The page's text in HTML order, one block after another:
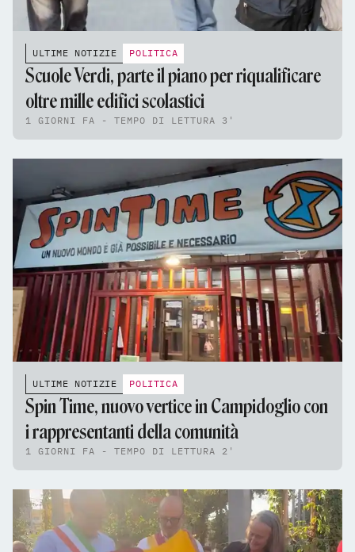
ULTIME NOTIZIE POLITICA
Scuole Verdi, parte il piano per riqualificare
oltre mille edifici scolastici
1 GIORNI FA - TEMPO DI LETTURA 3'
ULTIME NOTIZIE POLITICA
Spin Time, nuovo vertice in Campidoglio con
i rappresentanti della comunità
1 GIORNI FA - TEMPO DI LETTURA 2'